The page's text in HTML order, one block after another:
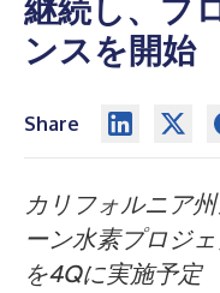
継続し、プ
ンスを開始
Share
カリフォルニア
ーン水素プロジ
を4Qに実施予定